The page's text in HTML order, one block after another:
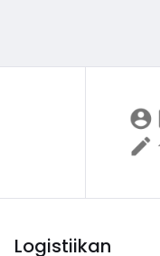
Logistiikan